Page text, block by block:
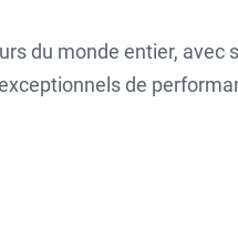
du monde entier, avec
de